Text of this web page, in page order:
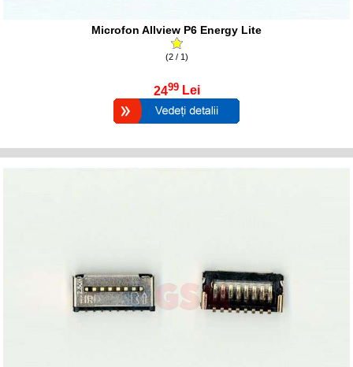
Microfon Allview P6 Energy Lite
(2 / 1)
2499 Lei